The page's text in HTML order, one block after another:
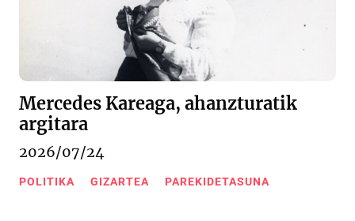
Mercedes Kareaga, ahanzturatik
argitara
2026/07/24
POLITIKA GIZARTEA PAREKIDETASUNA